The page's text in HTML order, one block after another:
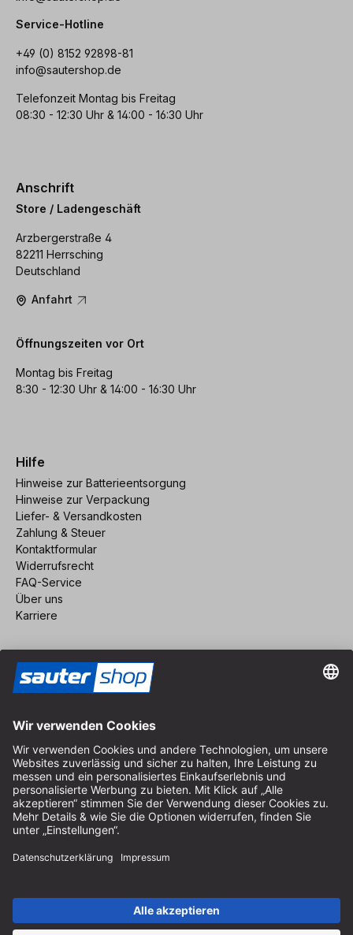
Service-Hotline
+49 (0) 8152 92898-81
info@sautershop.de
Telefonzeit Montag bis Freitag
08:30 - 12:30 Uhr & 14:00 - 16:30 Uhr
Anschrift
Store / Ladengeschäft
Arzbergerstraße 4
82211 Herrsching
Deutschland
Anfahrt
Öffnungszeiten vor Ort
Montag bis Freitag
8:30 - 12:30 Uhr & 14:00 - 16:30 Uhr
Hilfe
Hinweise zur Batterieentsorgung
Hinweise zur Verpackung
Liefer- & Versandkosten
Zahlung & Steuer
Kontaktformular
Widerrufsrecht
FAQ-Service
Über uns
Karriere
Impressum
AGB
Datenschutz
Cookie-Einstellungen
© 2026 sauter GmbH
* kostenloser Versand ab 150 Euro Bestellwert innerhalb
Deutschlands für die Standard-Paketgrößen - ausgenommen
Sperrgut und Fracht